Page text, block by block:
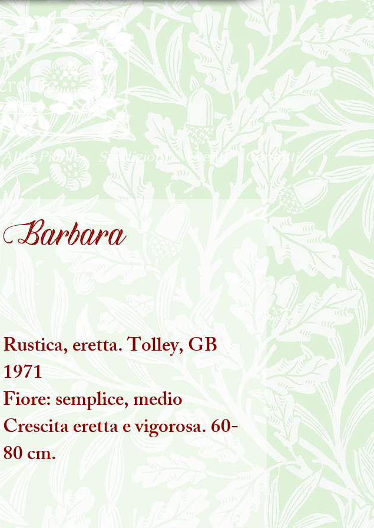
Altre Piante Spedizioni Eventi Contatti
Barbara
Rustica, eretta. Tolley, GB
1971
Fiore: semplice, medio
Crescita eretta e vigorosa. 60-
80 cm.